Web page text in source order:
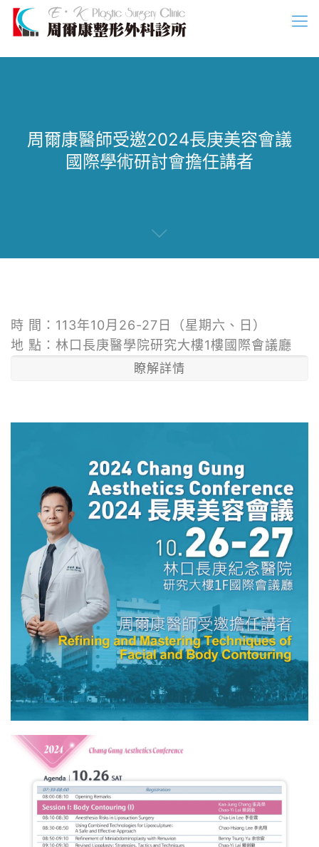
周爾康醫師受邀2024長庚美容會議
國際學術研討會擔任講者
時 間：113年10月26-27日（星期六、日）
地 點：林口長庚醫學院研究大樓1樓國際會議廳
瞭解詳情